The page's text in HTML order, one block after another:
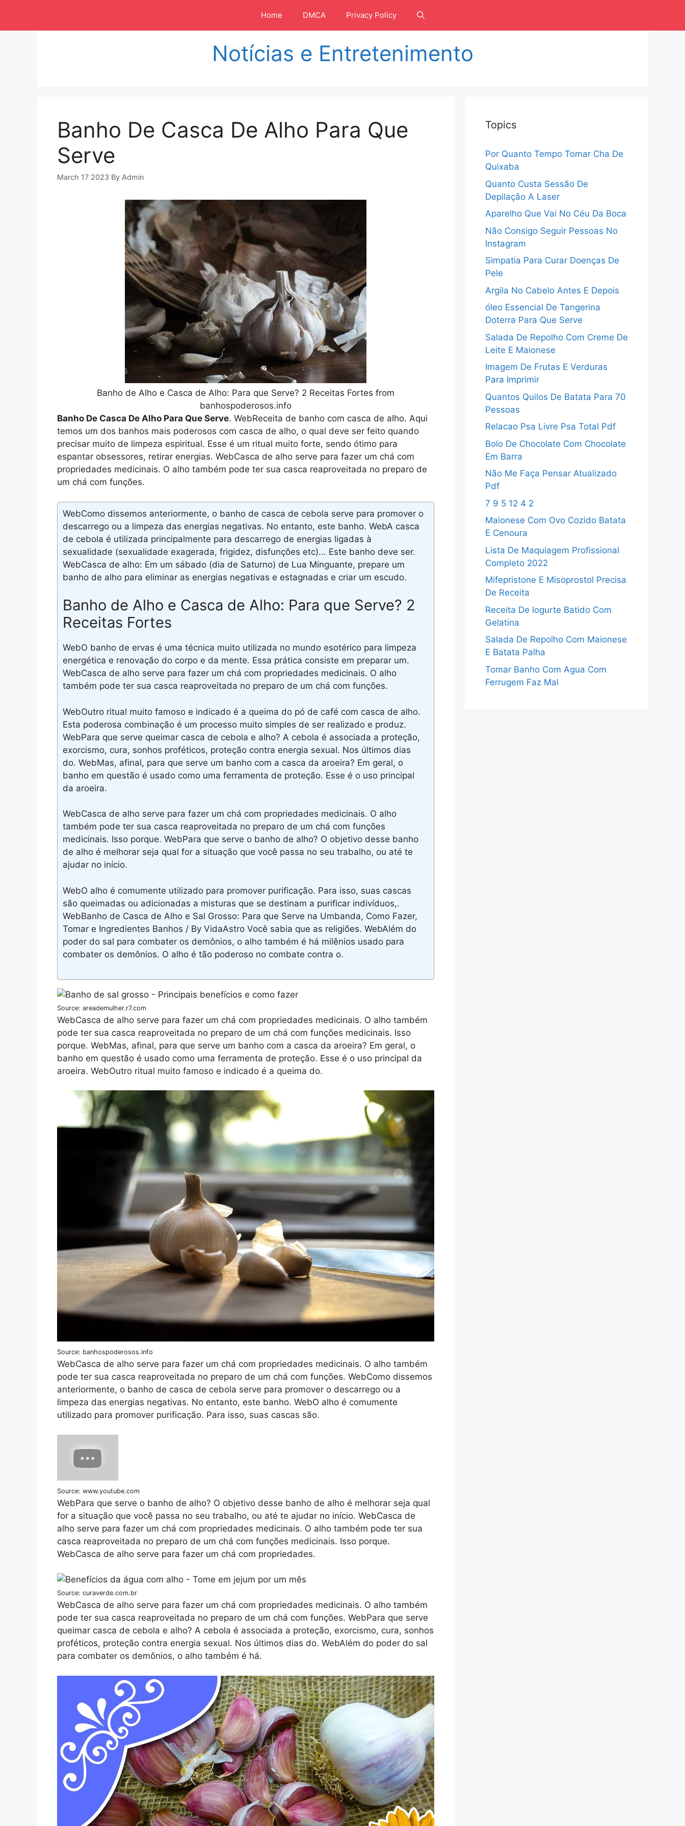
isi
Home DMCA Privacy Policy
Notícias e Entretenimento
Banho De Casca De Alho Para Que
Serve
March 17 2023 By Admin
Banho de Alho e Casca de Alho: Para que Serve? 2 Receitas Fortes from
banhospoderosos.info
Banho De Casca De Alho Para Que Serve. WebReceita de banho com casca de alho. Aqui
temos um dos banhos mais poderosos com casca de alho, o qual deve ser feito quando
precisar muito de limpeza espiritual. Esse é um ritual muito forte, sendo ótimo para
espantar obsessores, retirar energias. WebCasca de alho serve para fazer um chá com
propriedades medicinais. O alho também pode ter sua casca reaproveitada no preparo de
um chá com funções.
WebComo dissemos anteriormente, o banho de casca de cebola serve para promover o
descarrego ou a limpeza das energias negativas. No entanto, este banho. WebA casca
de cebola é utilizada principalmente para descarrego de energias ligadas à
sexualidade (sexualidade exagerada, frigidez, disfunções etc)... Este banho deve ser.
WebCasca de alho: Em um sábado (dia de Saturno) de Lua Minguante, prepare um
banho de alho para eliminar as energias negativas e estagnadas e criar um escudo.
Banho de Alho e Casca de Alho: Para que Serve? 2
Receitas Fortes
WebO banho de ervas é uma técnica muito utilizada no mundo esotérico para limpeza
energética e renovação do corpo e da mente. Essa prática consiste em preparar um.
WebCasca de alho serve para fazer um chá com propriedades medicinais. O alho
também pode ter sua casca reaproveitada no preparo de um chá com funções.
WebOutro ritual muito famoso e indicado é a queima do pó de café com casca de alho.
Esta poderosa combinação é um processo muito simples de ser realizado e produz.
WebPara que serve queimar casca de cebola e alho? A cebola é associada a proteção,
exorcismo, cura, sonhos proféticos, proteção contra energia sexual. Nos últimos dias
do. WebMas, afinal, para que serve um banho com a casca da aroeira? Em geral, o
banho em questão é usado como uma ferramenta de proteção. Esse é o uso principal
da aroeira.
WebCasca de alho serve para fazer um chá com propriedades medicinais. O alho
também pode ter sua casca reaproveitada no preparo de um chá com funções
medicinais. Isso porque. WebPara que serve o banho de alho? O objetivo desse banho
de alho é melhorar seja qual for a situação que você passa no seu trabalho, ou até te
ajudar no início.
WebO alho é comumente utilizado para promover purificação. Para isso, suas cascas
são queimadas ou adicionadas a misturas que se destinam a purificar indivíduos,.
WebBanho de Casca de Alho e Sal Grosso: Para que Serve na Umbanda, Como Fazer,
Tomar e Ingredientes Banhos / By VidaAstro Você sabia que as religiões. WebAlém do
poder do sal para combater os demônios, o alho também é há milênios usado para
combater os demônios. O alho é tão poderoso no combate contra o.
Source: areademulher.r7.com
WebCasca de alho serve para fazer um chá com propriedades medicinais. O alho também
pode ter sua casca reaproveitada no preparo de um chá com funções medicinais. Isso
porque. WebMas, afinal, para que serve um banho com a casca da aroeira? Em geral, o
banho em questão é usado como uma ferramenta de proteção. Esse é o uso principal da
aroeira. WebOutro ritual muito famoso e indicado é a queima do.
Source: banhospoderosos.info
WebCasca de alho serve para fazer um chá com propriedades medicinais. O alho também
pode ter sua casca reaproveitada no preparo de um chá com funções. WebComo dissemos
anteriormente, o banho de casca de cebola serve para promover o descarrego ou a
limpeza das energias negativas. No entanto, este banho. WebO alho é comumente
utilizado para promover purificação. Para isso, suas cascas são.
Source: www.youtube.com
WebPara que serve o banho de alho? O objetivo desse banho de alho é melhorar seja qual
for a situação que você passa no seu trabalho, ou até te ajudar no início. WebCasca de
alho serve para fazer um chá com propriedades medicinais. O alho também pode ter sua
casca reaproveitada no preparo de um chá com funções medicinais. Isso porque.
WebCasca de alho serve para fazer um chá com propriedades.
Source: curaverde.com.br
WebCasca de alho serve para fazer um chá com propriedades medicinais. O alho também
pode ter sua casca reaproveitada no preparo de um chá com funções. WebPara que serve
queimar casca de cebola e alho? A cebola é associada a proteção, exorcismo, cura, sonhos
proféticos, proteção contra energia sexual. Nos últimos dias do. WebAlém do poder do sal
para combater os demônios, o alho também é há.
Topics
Por Quanto Tempo Tomar Cha De
Quixaba
Quanto Custa Sessão De
Depilação A Laser
Aparelho Que Vai No Céu Da Boca
Não Consigo Seguir Pessoas No
Instagram
Simpatia Para Curar Doenças De
Pele
Argila No Cabelo Antes E Depois
óleo Essencial De Tangerina
Doterra Para Que Serve
Salada De Repolho Com Creme De
Leite E Maionese
Imagem De Frutas E Verduras
Para Imprimir
Quantos Quilos De Batata Para 70
Pessoas
Relacao Psa Livre Psa Total Pdf
Bolo De Chocolate Com Chocolate
Em Barra
Não Me Faça Pensar Atualizado
Pdf
7 9 5 12 4 2
Maionese Com Ovo Cozido Batata
E Cenoura
Lista De Maquiagem Profissional
Completo 2022
Mifepristone E Misoprostol Precisa
De Receita
Receita De Iogurte Batido Com
Gelatina
Salada De Repolho Com Maionese
E Batata Palha
Tomar Banho Com Agua Com
Ferrugem Faz Mal